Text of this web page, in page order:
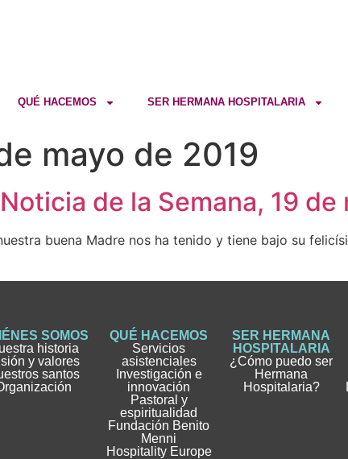
QUÉ HACEMOS SER HERMANA HOSPITALARIA
mayo de 2019
de la Semana, 19 de
buena Madre nos ha tenido y tiene bajo su
SOMOS
historia
y valores
santos
QUÉ HACEMOS
Servicios
asistenciales
Investigación e
innovación
Pastoral y
espiritualidad
Fundación Benito
Menni
Hospitality Europe
SER HERMANA
HOSPITALARIA
¿Cómo puedo ser
Hermana
Hospitalaria?